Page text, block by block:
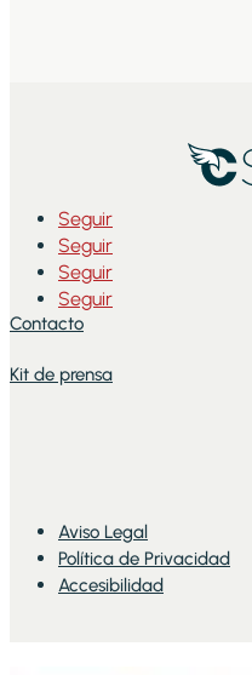
Seguir
Seguir
Seguir
Seguir
Contacto
Kit de prensa
Aviso Legal
Política de Privacidad
Accesibilidad